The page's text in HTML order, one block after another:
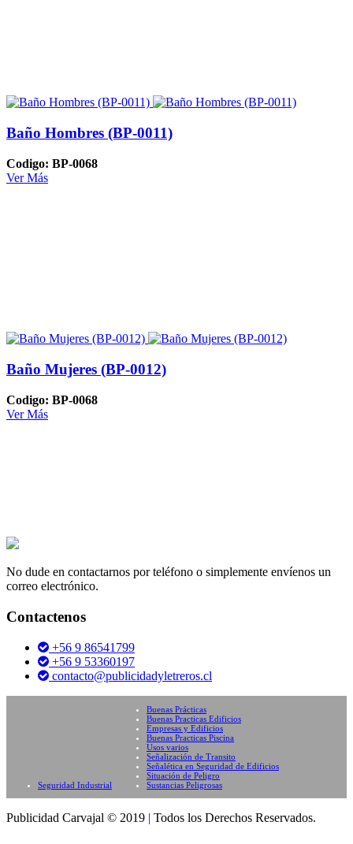
Baño Hombres (BP-0011)
Codigo: BP-0068
Ver Más
Baño Mujeres (BP-0012)
Codigo: BP-0068
Ver Más
No dude en contactarnos por teléfono o simplemente envíenos un
correo electrónico.
Contactenos
+56 9 86541799
+56 9 53360197
contacto@publicidadyletreros.cl
Seguridad Industrial
Buenas Prácticas
Buenas Practicas Edificios
Empresas y Edificios
Buenas Practicas Piscina
Usos varios
Señalización de Transito
Señalética en Seguridad de Edificios
Situación de Peligro
Sustancias Peligrosas
Publicidad Carvajal © 2019 | Todos los Derechos Reservados.